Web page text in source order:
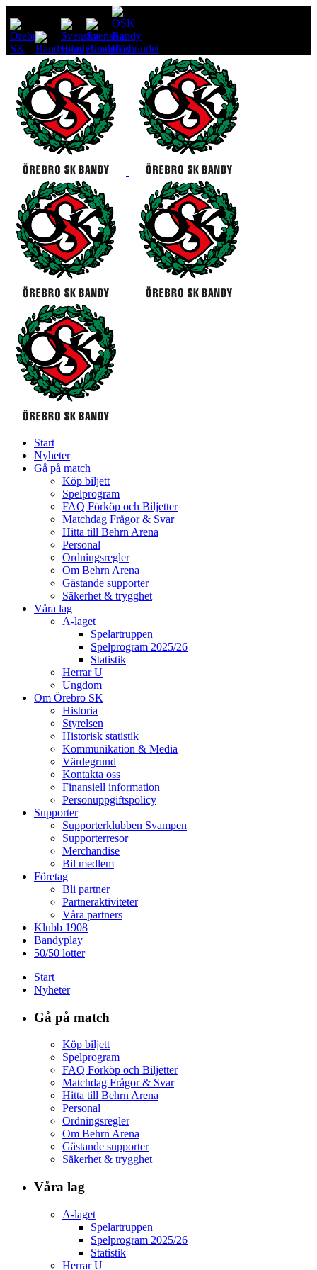
Start
Nyheter
Gå på match
Köp biljett
Spelprogram
FAQ Förköp och Biljetter
Matchdag Frågor & Svar
Hitta till Behrn Arena
Personal
Ordningsregler
Om Behrn Arena
Gästande supporter
Säkerhet & trygghet
Våra lag
A-laget
Spelartruppen
Spelprogram 2025/26
Statistik
Herrar U
Ungdom
Om Örebro SK
Historia
Styrelsen
Historisk statistik
Kommunikation & Media
Värdegrund
Kontakta oss
Finansiell information
Personuppgiftspolicy
Supporter
Supporterklubben Svampen
Supporterresor
Merchandise
Bil medlem
Företag
Bli partner
Partneraktiviteter
Våra partners
Klubb 1908
Bandyplay
50/50 lotter
Start
Nyheter
Gå på match
Köp biljett
Spelprogram
FAQ Förköp och Biljetter
Matchdag Frågor & Svar
Hitta till Behrn Arena
Personal
Ordningsregler
Om Behrn Arena
Gästande supporter
Säkerhet & trygghet
Våra lag
A-laget
Spelartruppen
Spelprogram 2025/26
Statistik
Herrar U